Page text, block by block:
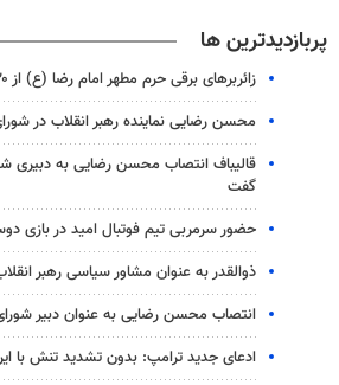
پربازدیدترین ها
زائربرهای برقی حرم مطهر امام رضا (ع) از ۲۰ مرداد ۱۴۰۵ متوقف می‌شوند
محسن رضایی نماینده رهبر انقلاب در
قالیباف انتصاب محسن رضایی به دبیری
گفت
حضور سرمربی تیم فوتبال امید در بازی
ذوالقدر به عنوان مشاور سیاسی رهبر
انتصاب محسن رضایی به عنوان دبیر
ادعای جدید ترامپ: بدون تشدید تنش با